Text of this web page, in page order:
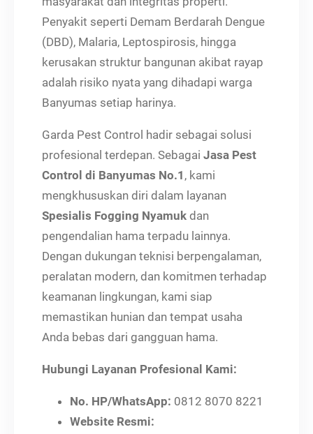
Penyakit seperti Demam Berdarah Dengue
(DBD), Malaria, Leptospirosis, hingga
kerusakan struktur bangunan akibat rayap
adalah risiko nyata yang dihadapi warga
Banyumas setiap harinya.
Garda Pest Control hadir sebagai solusi
profesional terdepan. Sebagai Jasa Pest
Control di Banyumas No.1 , kami
mengkhususkan diri dalam layanan
Spesialis Fogging Nyamuk dan
pengendalian hama terpadu lainnya.
Dengan dukungan teknisi berpengalaman,
peralatan modern, dan komitmen terhadap
keamanan lingkungan, kami siap
memastikan hunian dan tempat usaha
Anda bebas dari gangguan hama.
Hubungi Layanan Profesional Kami:
No. HP/WhatsApp: 0812 8070 8221
Website Resmi: